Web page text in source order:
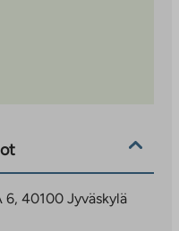
6, 40100 Jyväskylä